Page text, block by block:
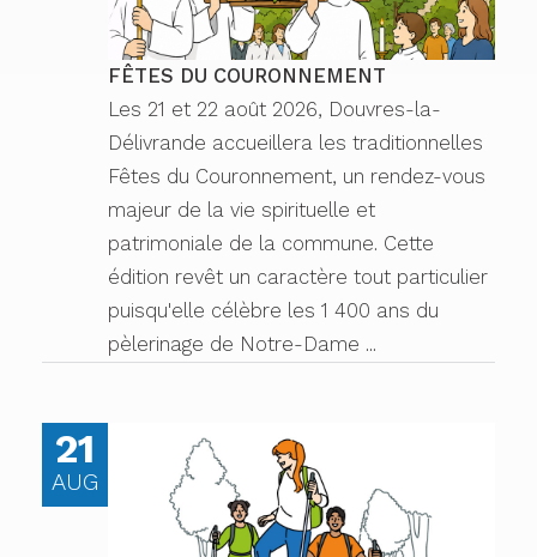
FÊTES DU COURONNEMENT
Les 21 et 22 août 2026, Douvres-la-
Délivrande accueillera les traditionnelles
Fêtes du Couronnement, un rendez-vous
majeur de la vie spirituelle et
patrimoniale de la commune. Cette
édition revêt un caractère tout particulier
puisqu'elle célèbre les 1 400 ans du
pèlerinage de Notre-Dame ...
21
AUG